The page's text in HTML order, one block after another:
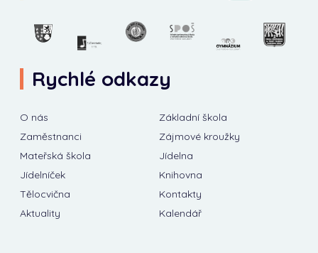
Rychlé odkazy
O nás
Základní škola
Zaměstnanci
Zájmové kroužky
Mateřská škola
Jídelna
Jídelníček
Knihovna
Tělocvična
Kontakty
Aktuality
Kalendář